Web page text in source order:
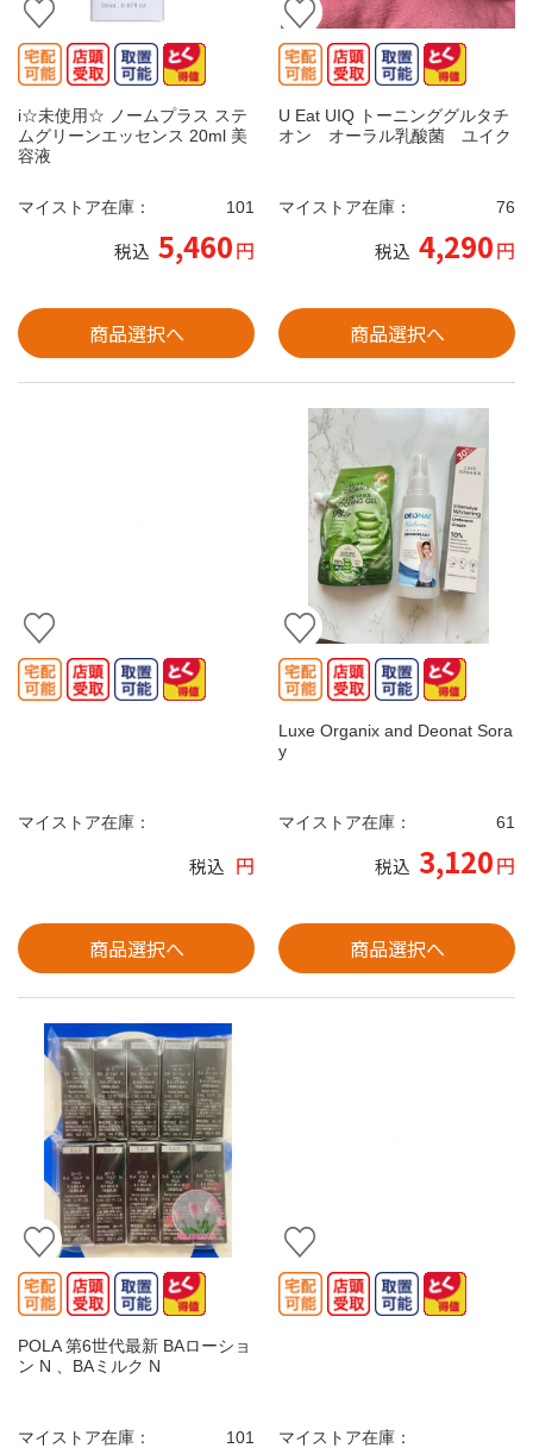
i☆未使用☆ ノームプラス ステ
ムグリーンエッセンス 20ml 美
容液
マイストア在庫： 101
税込 5,460円
商品選択へ
U Eat UIQ トーニンググルタチ
オン オーラル乳酸菌 ユイク
マイストア在庫： 76
税込 4,290円
商品選択へ
マイストア在庫：
税込 円
商品選択へ
Luxe Organix and Deonat Sora
y
マイストア在庫： 61
税込 3,120円
商品選択へ
POLA 第6世代最新 BAローショ
ン N 、BAミルク N
マイストア在庫： 101 マイストア在庫：